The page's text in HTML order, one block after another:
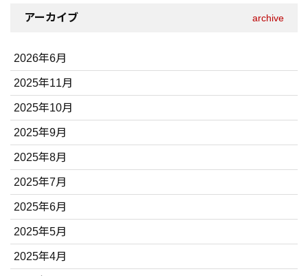
アーカイブ archive
2026年6月
2025年11月
2025年10月
2025年9月
2025年8月
2025年7月
2025年6月
2025年5月
2025年4月